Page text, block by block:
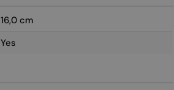
16,0 cm
Yes